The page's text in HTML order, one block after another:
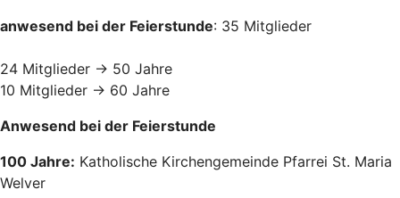
anwesend bei der Feierstunde: 35 Mitglieder
24 Mitglieder -> 50 Jahre
10 Mitglieder -> 60 Jahre
Anwesend bei der Feierstunde
100 Jahre: Katholische Kirchengemeinde Pfarrei St. Maria
Welver